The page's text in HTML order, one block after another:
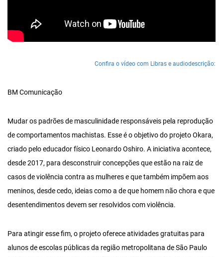
Confira o vídeo com Libras e audiodescrição:
BM Comunicação
Mudar os padrões de masculinidade responsáveis pela reprodução
de comportamentos machistas. Esse é o objetivo do projeto Okara,
criado pelo educador físico Leonardo Oshiro. A iniciativa acontece,
desde 2017, para desconstruir concepções que estão na raiz de
casos de violência contra as mulheres e que também impõem aos
meninos, desde cedo, ideias como a de que homem não chora e que
desentendimentos devem ser resolvidos com violência.
Para atingir esse fim, o projeto oferece atividades gratuitas para
alunos de escolas públicas da região metropolitana de São Paulo